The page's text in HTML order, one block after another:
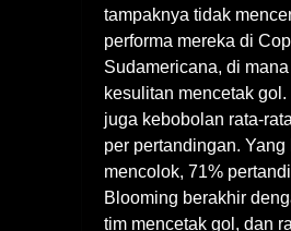
tampaknya tidak
performa mereka di
Sudamericana, di
kesulitan mencetak gol.
juga kebobolan rata-
per pertandingan. Yang
mencolok, 71%
Blooming berakhir
tim mencetak gol, dan